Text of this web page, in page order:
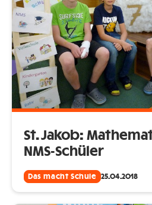
St. Jakob:
NMS-Schüler
Das macht Schule 25.04.2018